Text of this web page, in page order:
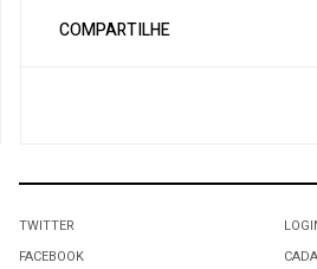
COMPARTILHE
TWITTER
FACEBOOK